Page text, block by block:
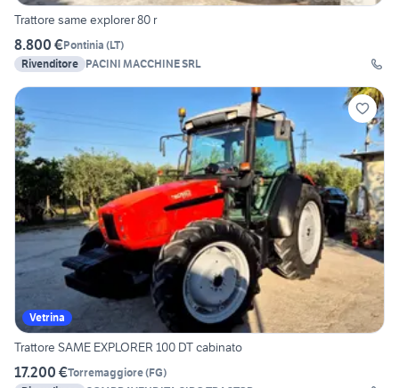
Trattore same explorer 80 r
8.800 €Pontinia (LT)
Rivenditore PACINI MACCHINE SRL
Vetrina
Trattore SAME EXPLORER 100 DT cabinato
17.200 €Torremaggiore(FG)